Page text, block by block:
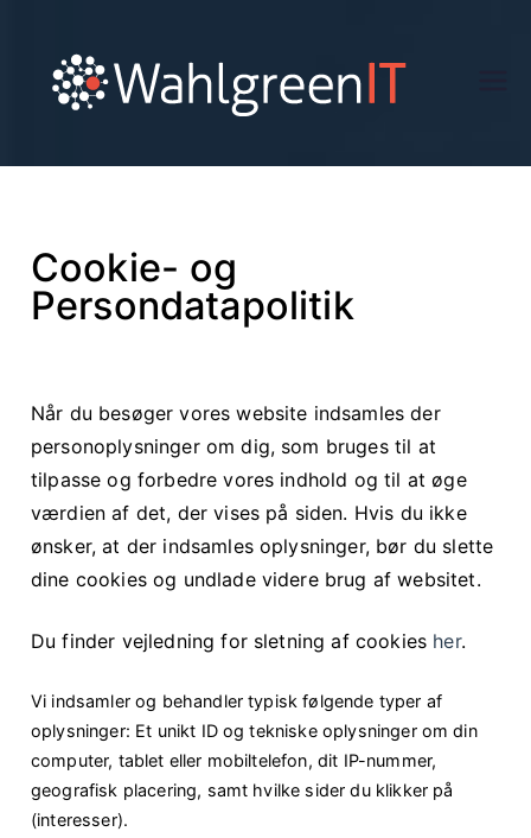
hlg
Cookie- og
Persondatapolitik
Når du besøger vores website indsamles der
personoplysninger om dig, som bruges til at
tilpasse og forbedre vores indhold og til at øge
værdien af det, der vises på siden. Hvis du ikke
ønsker, at der indsamles oplysninger, bør du slette
dine cookies og undlade videre brug af websitet.
Du finder vejledning for sletning af cookies her.
Vi indsamler og behandler typisk følgende typer af
oplysninger: Et unikt ID og tekniske oplysninger om din
computer, tablet eller mobiltelefon, dit IP-nummer,
geografisk placering, samt hvilke sider du klikker på
(interesser).